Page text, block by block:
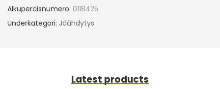
Alkuperäisnumero: 0118425
Underkategori: Jäähdytys
Latest products